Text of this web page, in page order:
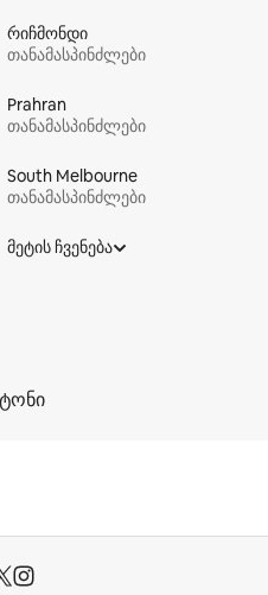
რიჩმონდი
თანამასპინძლები
Prahran
თანამასპინძლები
South Melbourne
თანამასპინძლები
მეტის ჩვენება